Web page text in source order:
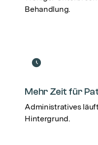
Behandlung.
Mehr Zeit für
Administratives
Hintergrund.